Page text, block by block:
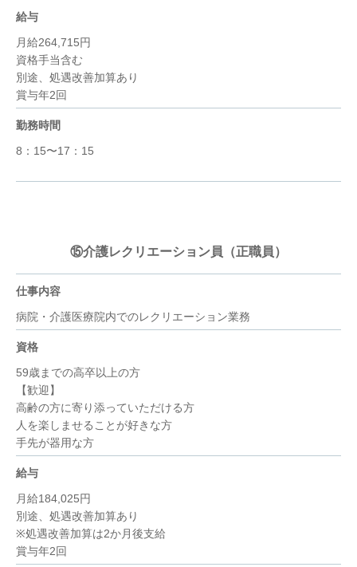
給与
月給264,715円
資格手当含む
別途、処遇改善加算あり
賞与年2回
勤務時間
8：15〜17：15
⑮介護レクリエーション員（正職員）
仕事内容
病院・介護医療院内でのレクリエーション業務
資格
59歳までの高卒以上の方
【歓迎】
高齢の方に寄り添っていただける方
人を楽しませることが好きな方
手先が器用な方
給与
月給184,025円
別途、処遇改善加算あり
※処遇改善加算は2か月後支給
賞与年2回